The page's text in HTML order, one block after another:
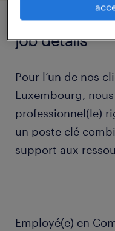
job details
Pour l’un de nos
Luxembourg,
professionnel(le)
un poste clé
support aux
Employé(e) en